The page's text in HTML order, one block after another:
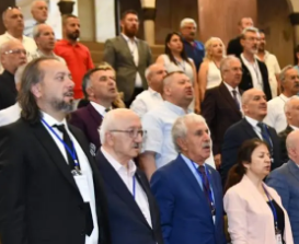
Niğde
Ordu
Rize
Sakarya
Samsun